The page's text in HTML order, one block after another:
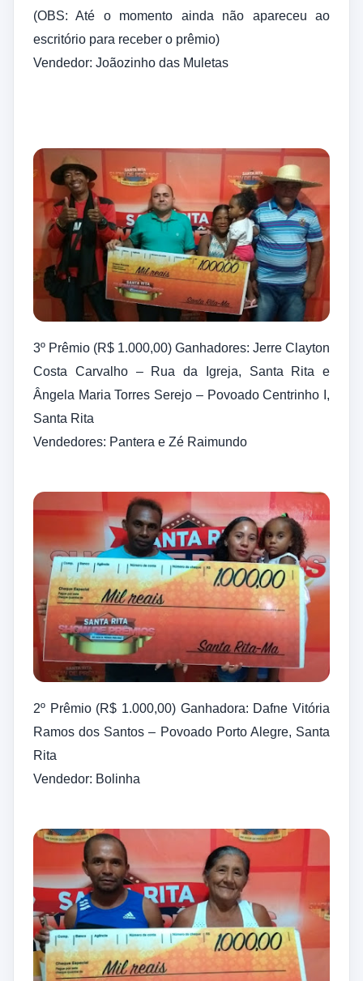
(OBS: Até o momento ainda não apareceu ao
escritório para receber o prêmio)
Vendedor: Joãozinho das Muletas
3º Prêmio (R$ 1.000,00) Ganhadores: Jerre Clayton
Costa Carvalho – Rua da Igreja, Santa Rita e
Ângela Maria Torres Serejo – Povoado Centrinho I,
Santa Rita
Vendedores: Pantera e Zé Raimundo
2º Prêmio (R$ 1.000,00) Ganhadora: Dafne Vitória
Ramos dos Santos – Povoado Porto Alegre, Santa
Rita
Vendedor: Bolinha